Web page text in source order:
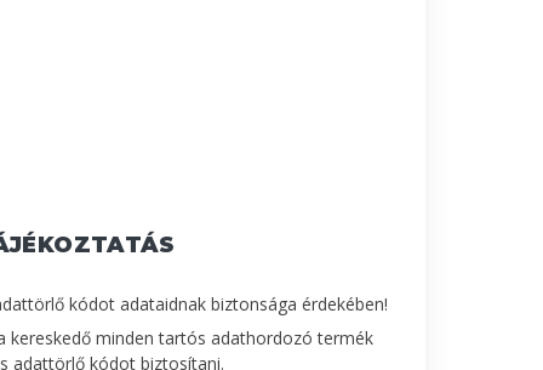
kódot adataidnak biztonsága érdekében!
kereskedő minden tartós adathordozó termék
adattörlő kódot biztosítani.